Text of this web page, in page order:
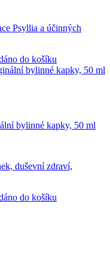
Psyllia a účinných
do košíku
bylinné kapky, 50 ml
duševní zdraví,
do košíku